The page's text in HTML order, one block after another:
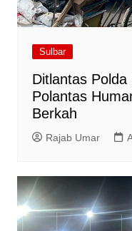
Sulbar
Ditlantas
Polantas
Berkah
Rajab Umar